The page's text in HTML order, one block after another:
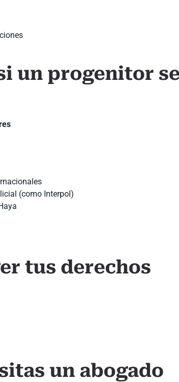
un progenitor
(como Interpol)
tus derechos
un abogado